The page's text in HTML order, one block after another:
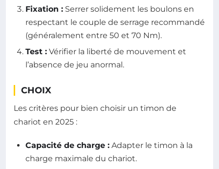
Fixation : Serrer solidement les boulons en
respectant le couple de serrage recommandé
(généralement entre 50 et 70 Nm).
Test : Vérifier la liberté de mouvement et
l’absence de jeu anormal.
CHOIX
Les critères pour bien choisir un timon de
chariot en 2025 :
Capacité de charge : Adapter le timon à la
charge maximale du chariot.